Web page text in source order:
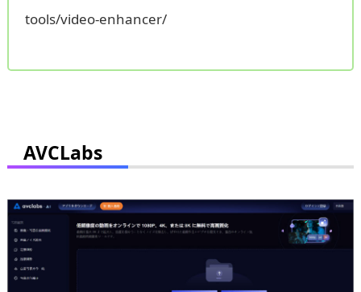
tools/video-enhancer/
AVCLabs